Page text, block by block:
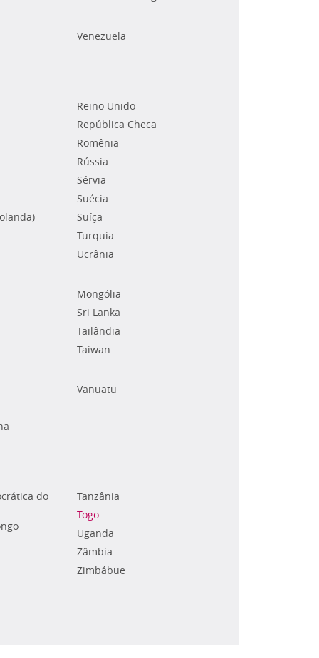
Venezuela
Reino Unido
República Checa
Romênia
Rússia
Sérvia
Suécia
Suíça
Turquia
Ucrânia
Mongólia
Sri Lanka
Tailândia
Taiwan
Vanuatu
do
Tanzânia
Togo
Uganda
Zâmbia
Zimbábue